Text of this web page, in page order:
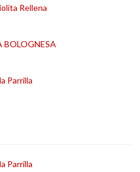
Rellena
BOLOGNESA
Parrilla
Parrilla